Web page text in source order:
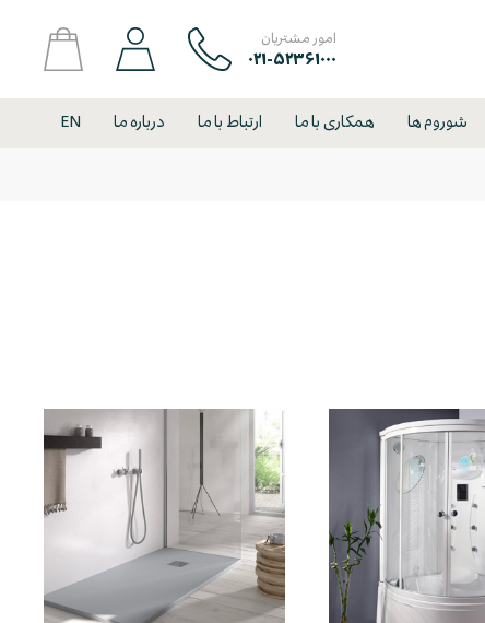
امور مشتریان
۰۲۱-۵۲۳۶۱۰۰۰
شوروم ها همکاری با ما ارتباط با ما درباره ما EN